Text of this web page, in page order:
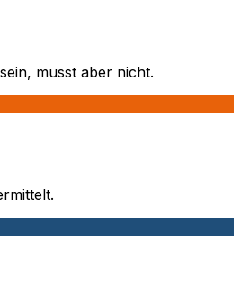
musst aber nicht.